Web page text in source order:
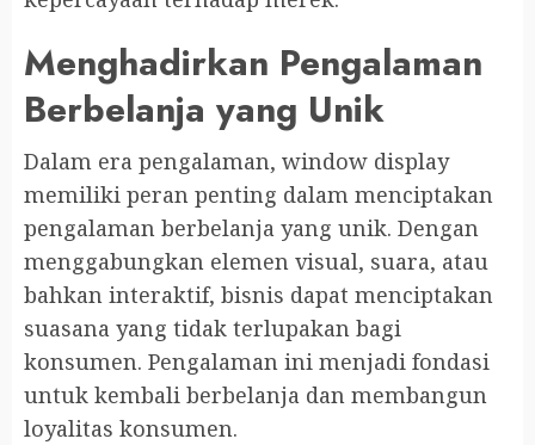
Menghadirkan Pengalaman
Berbelanja yang Unik
Dalam era pengalaman, window display
memiliki peran penting dalam menciptakan
pengalaman berbelanja yang unik. Dengan
menggabungkan elemen visual, suara, atau
bahkan interaktif, bisnis dapat menciptakan
suasana yang tidak terlupakan bagi
konsumen. Pengalaman ini menjadi fondasi
untuk kembali berbelanja dan membangun
loyalitas konsumen.